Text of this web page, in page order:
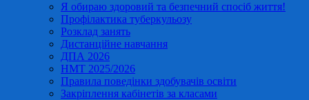
Я обираю здоровий та безпечний спосіб життя!
Профілактика туберкульозу
Розклад занять
Дистанційне навчання
ДПА 2026
НМТ 2025/2026
Правила поведінки здобувачів освіти
Закріплення кабінетів за класами